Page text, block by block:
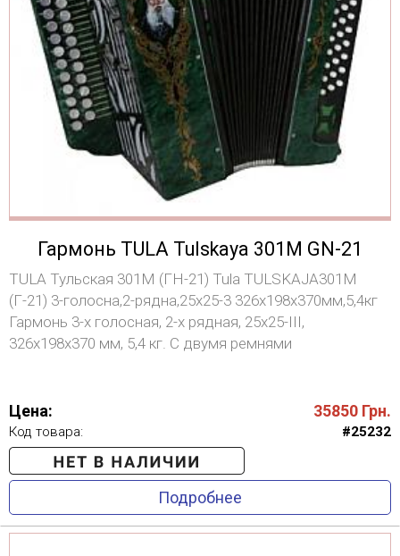
Гармонь TULA Tulskaya 301M GN-21
TULA Тульская 301М (ГН-21) Tula TULSKAJA301M
(Г-21) 3-голосна,2-рядна,25х25-3 326х198х370мм,5,4кг
Гармонь 3-х голосная, 2-х рядная, 25х25-III,
326х198х370 мм, 5,4 кг. С двумя ремнями
Цена: 35850 Грн.
Код товара: #25232
Подробнее